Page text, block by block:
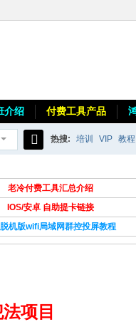
介绍 付费工具产品
索
热搜: 培训 VIP 教程
老冷付费工具汇总介绍
IOS/安卓 自助提卡链接
脱机版wifi局域网群控投屏教程
项目